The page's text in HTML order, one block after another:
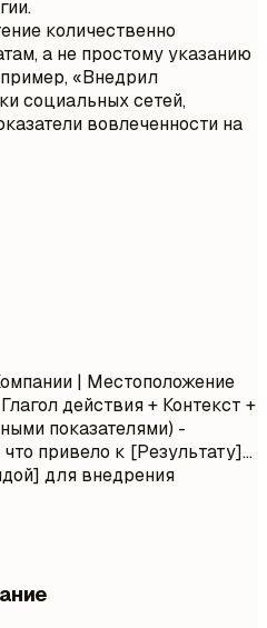
количественно
а не простому указанию
«Внедрил
социальных сетей,
вовлеченности на
| Местоположение
действия + Контекст +
показателями) -
привело к [Результату]...
для внедрения